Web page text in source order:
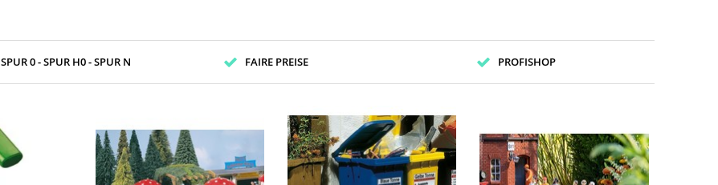
0 - SPUR H0 - SPUR N FAIRE PREISE PROFISHOP